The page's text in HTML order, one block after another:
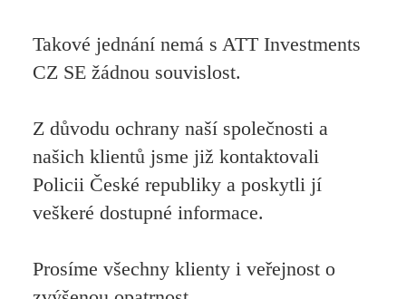
Takové jednání nemá s ATT Investments
CZ SE žádnou souvislost.
Z důvodu ochrany naší společnosti a
našich klientů jsme již kontaktovali
Policii České republiky a poskytli jí
veškeré dostupné informace.
Prosíme všechny klienty i veřejnost o